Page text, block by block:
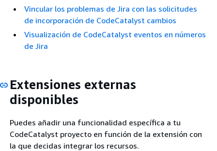
Vincular los problemas de Jira con las solicitudes
de incorporación de CodeCatalyst cambios
Visualización de CodeCatalyst eventos en números
de Jira
Extensiones externas
disponibles
Puedes añadir una funcionalidad específica a tu
CodeCatalyst proyecto en función de la extensión con
la que decidas integrar los recursos.